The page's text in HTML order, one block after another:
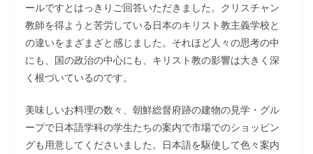
ールですとはっきりご回答いただきました。クリスチャン
教師を得ようと苦労している日本のキリスト教主義学校と
の違いをまざまざと感じました。それほど人々の思考の中
にも、国の政治の中心にも、キリスト教の影響は大きく深
く根づいているのです。
美味しいお料理の数々、朝鮮総督府跡の建物の見学・グル
ープで日本語学科の学生たちの案内で市場でのショッピン
グも用意してくださいました。日本語を駆使して色々案内